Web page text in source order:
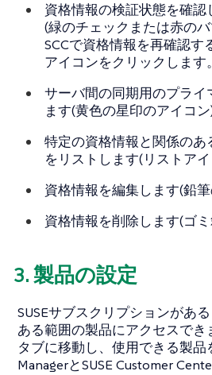
資格情報の検証状態を確認
(緑のチェックまたは赤のバ
SCCで資格情報を再確認す
アイコンをクリックします。
サーバ間の同期用のプライ
ます(黄色の星印のアイコン)
特定の資格情報と関係の
をリストします(リストアイ
資格情報を編集します(鉛筆
資格情報を削除します(ゴミ
3. 製品の設定
SUSEサブスクリプションがある
ある範囲の製品にアクセスでき
タブに移動し、使用できる製品
ManagerとSUSE Customer